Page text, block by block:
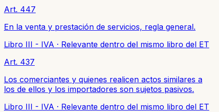
Art. 447
En la venta y prestación de servicios, regla general.
Libro III - IVA · Relevante dentro del mismo libro del ET
Art. 437
Los comerciantes y quienes realicen actos similares a
los de ellos y los importadores son sujetos pasivos.
Libro III - IVA · Relevante dentro del mismo libro del ET